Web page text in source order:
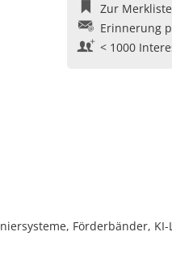
Zur
Erinnerung
< 1000
Förderbänder,